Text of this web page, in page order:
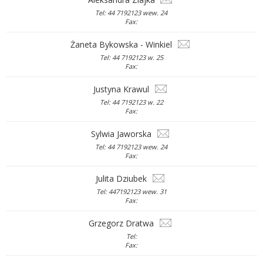
Tel: 44 7192123 wew. 24
Fax:
Żaneta Bykowska - Winkiel
Tel: 44 7192123 w. 25
Fax:
Justyna Krawul
Tel: 44 7192123 w. 22
Fax:
Sylwia Jaworska
Tel: 44 7192123 wew. 24
Fax:
Julita Dziubek
Tel: 447192123 wew. 31
Fax:
Grzegorz Dratwa
Tel:
Fax: